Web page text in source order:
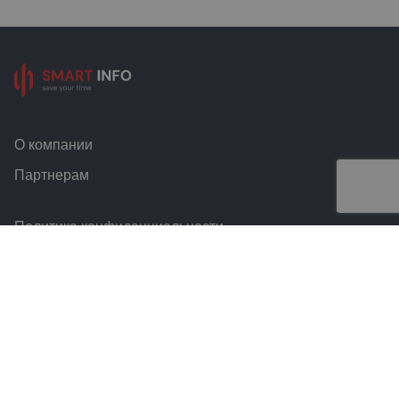
О компании
Партнерам
Политика конфиденциальности